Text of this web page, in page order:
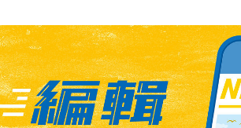
實驗室首席科學家羅伯茲（Richard
醫學獎的 Phillip Sharp 發起。這不是科
2016年5月，美國國家科學院、美國國
告《基因改造作物：期待與展望》（
E